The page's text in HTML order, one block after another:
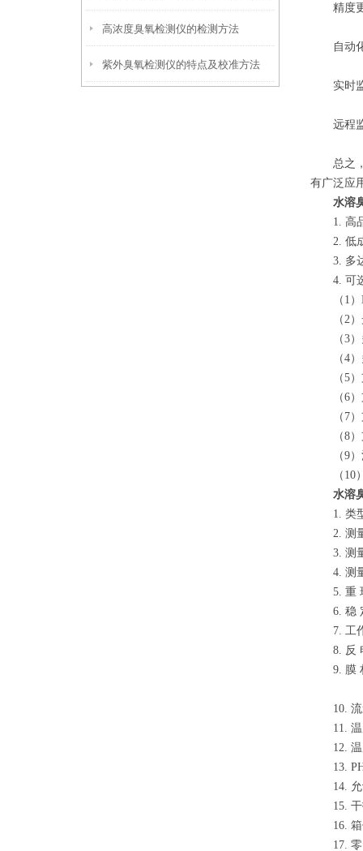
高浓度臭氧检测仪的检测方法
紫外臭氧检测仪的特点及校准方法
精度更
自动化
实时监
远程监
总之
有广泛应
水溶
1. 高品
2. 低
3. 多达
4. 可选
（1）
（2）
（3）多
（4）多
（5）支
（6）支
（7）
（8）
（9）
（10）
水溶
1. 类型:
2. 测量
3. 测量
4. 测量
5. 重
6. 稳 定
7. 工作
8. 反
9. 膜 材
10. 流
11. 温
12. 温
13. PH
14. 允
15. 干
16. 箱
17. 零